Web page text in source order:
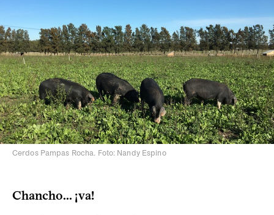
Cerdos Pampas Rocha. Foto: Nandy Espino
Chancho... ¡va!